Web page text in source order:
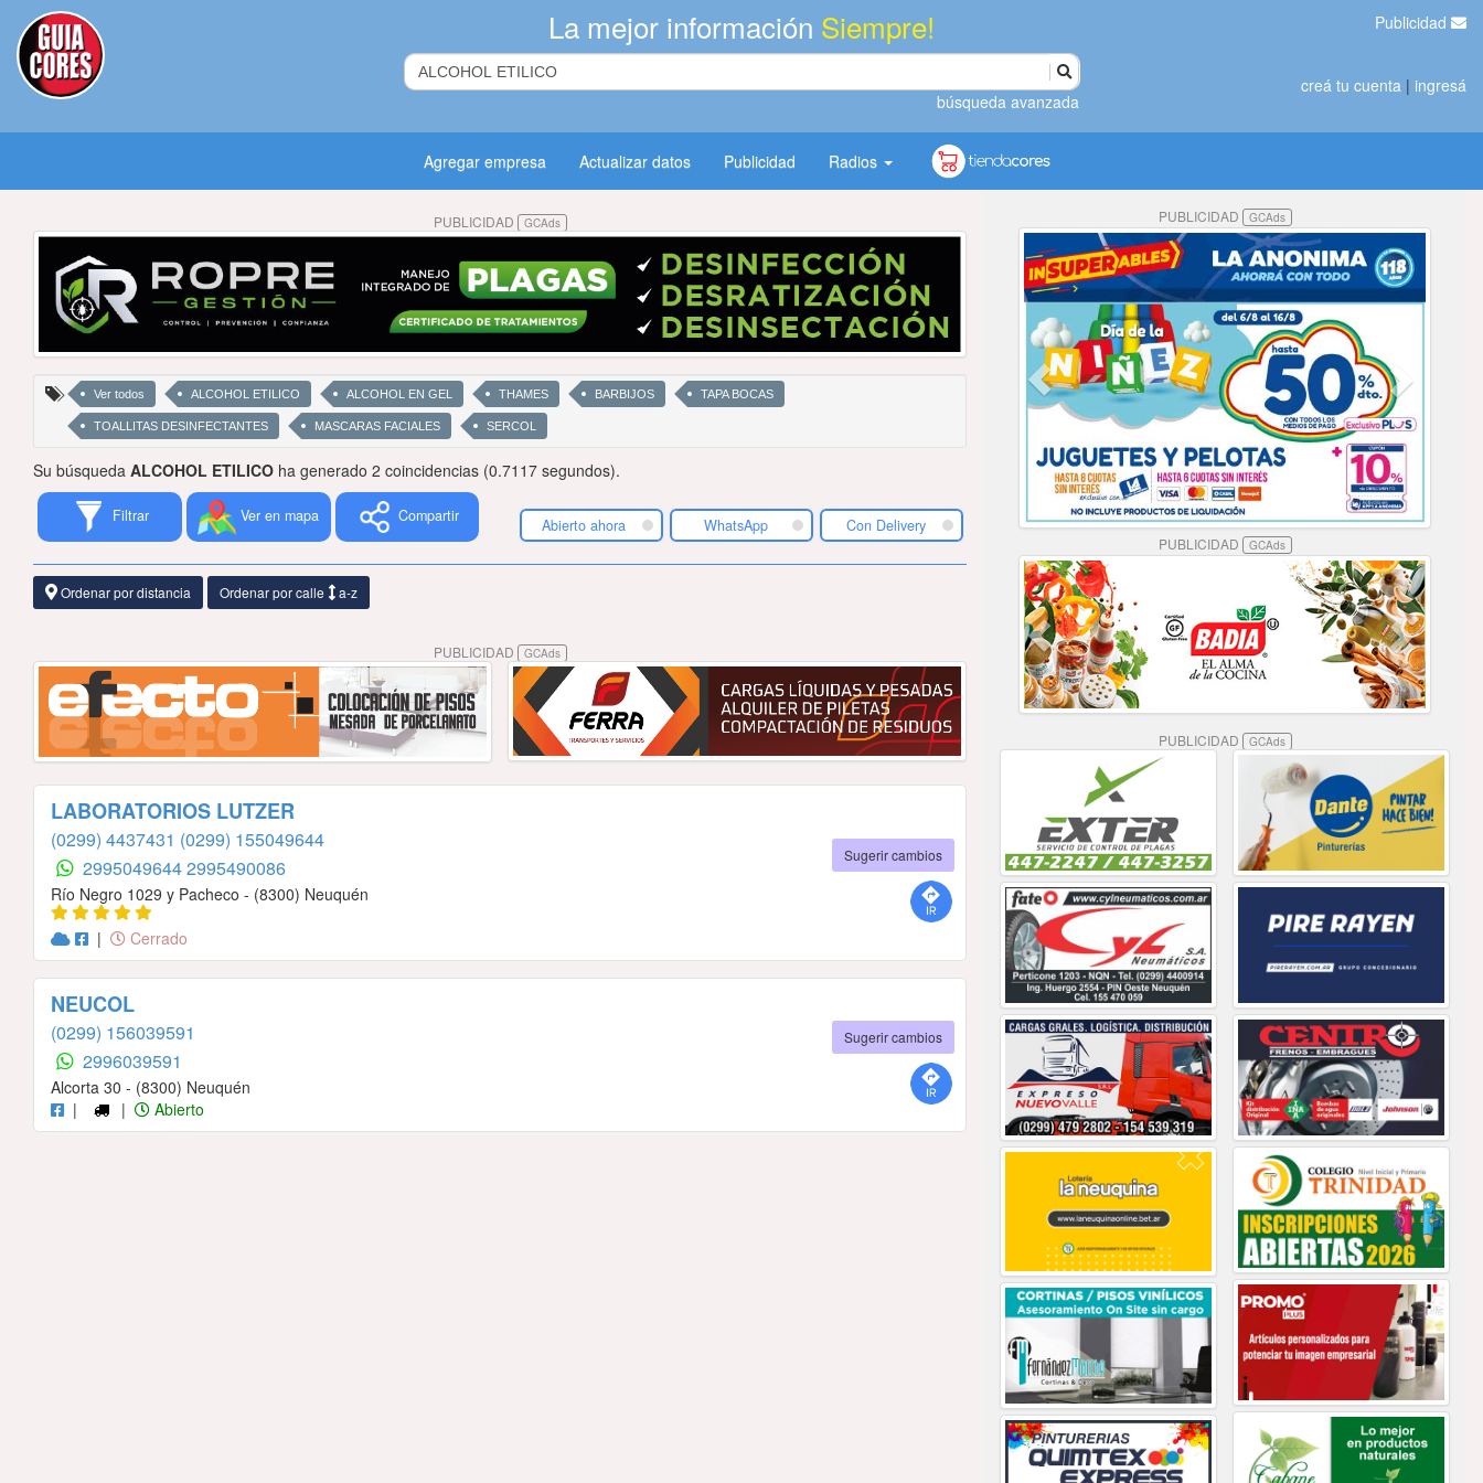
La mejor información Siempre!
búsqueda avanzada
Publicidad
creá tu cuenta | ingresá
Agregar empresa Actualizar datos Publicidad Radios
PUBLICIDAD GCAds
Ver todos ALCOHOL ETILICO ALCOHOL EN GEL THAMES BARBIJOS TAPA BOCAS
TOALLITAS DESINFECTANTES MASCARAS FACIALES SERCOL
Su búsqueda ALCOHOL ETILICO ha generado 2 coincidencias (0.7117 segundos).
Filtrar Ver en mapa Compartir Abierto ahora WhatsApp Con Delivery
Ordenar por distancia Ordenar por calle a-z
PUBLICIDAD GCAds
LABORATORIOS LUTZER
(0299) 4437431 (0299) 155049644
29950496442995490086
Río Negro 1029 y Pacheco - (8300) Neuquén
|
Cerrado
Sugerir cambios
NEUCOL
(0299) 156039591
2996039591
Alcorta 30 - (8300) Neuquén
|
| Abierto
Sugerir cambios
PUBLICIDAD GCAds
PUBLICIDAD GCAds
PUBLICIDAD GCAds